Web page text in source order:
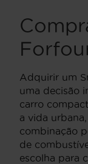
Adquirir um
uma decisão
carro
a vida
combinação
de
escolha para